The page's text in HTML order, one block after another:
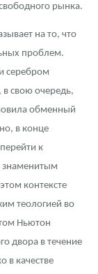
рынка.
на то, что
проблем.
серебром
свою очередь,
обменный
в конце
к
знаменитым
контексте
теологией во
Ньютон
двора в течение
в качестве